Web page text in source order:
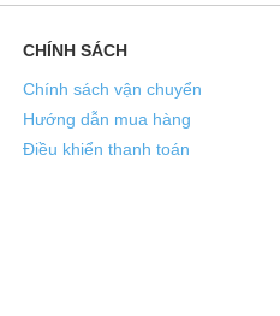
CHÍNH SÁCH
Chính sách vận chuyển
Hướng dẫn mua hàng
Điều khiển thanh toán